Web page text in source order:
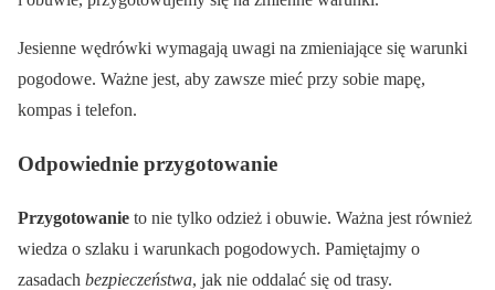
Jesienne wędrówki wymagają uwagi na zmieniające się warunki
pogodowe. Ważne jest, aby zawsze mieć przy sobie mapę,
kompas i telefon.
Odpowiednie przygotowanie
Przygotowanie to nie tylko odzież i obuwie. Ważna jest również
wiedza o szlaku i warunkach pogodowych. Pamiętajmy o
zasadach bezpieczeństwa, jak nie oddalać się od trasy.